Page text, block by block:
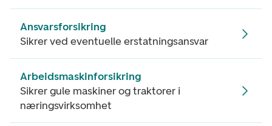
Ansvarsforsikring
Sikrer ved eventuelle erstatningsansvar
Arbeidsmaskinforsikring
Sikrer gule maskiner og traktorer i
næringsvirksomhet